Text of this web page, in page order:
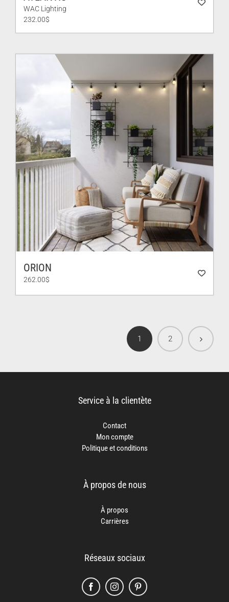
WAC Lighting
232.00$
ORION
262.00$
1 2
Service à la clientète
Contact
Mon compte
Politique et conditions
À propos de nous
À propos
Carrières
Réseaux sociaux